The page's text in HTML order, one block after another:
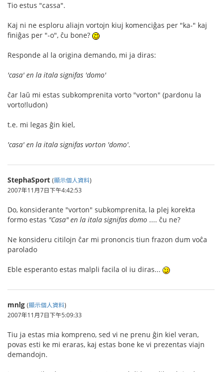
Tio estus "cassa".
Kaj ni ne esploru aliajn vortojn kiuj komenciĝas per "ka-" kaj
finiĝas per "-o", ĉu bone?
Responde al la origina demando, mi ja diras:
'casa' en la itala signifas 'domo'
ĉar laŭ mi estas subkomprenita vorto "vorton" (pardonu la
vorto!ludon)
t.e. mi legas ĝin kiel,
'casa' en la itala signifas vorton 'domo'.
StephaSport (顯示個人資料)
2007年11月7日下午4:42:53
Do, konsiderante "vorton" subkomprenita, la plej korekta
formo estas "Casa" en la itala signifas domo .... ĉu ne?
Ne konsideru citilojn ĉar mi prononcis tiun frazon dum voĉa
parolado
Eble esperanto estas malpli facila ol iu diras...
mnlg (顯示個人資料)
2007年11月7日下午5:09:33
Tiu ja estas mia kompreno, sed vi ne prenu ĝin kiel veran,
povas esti ke mi eraras, kaj estas bone ke vi prezentas viajn
demandojn.